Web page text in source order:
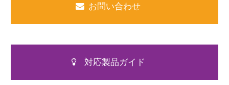
お問い合わせ
対応製品ガイド